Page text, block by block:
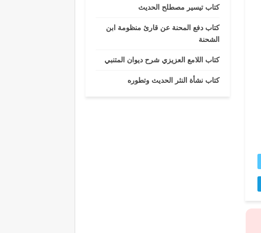
كتاب تيسير مصطلح الحديث
كتاب دفع المحنة عن قارئ منظومة ابن
الشحنة
كتاب اللامع العزيزي شرح ديوان المتنبي
كتاب نشأة النثر الحديث وتطوره